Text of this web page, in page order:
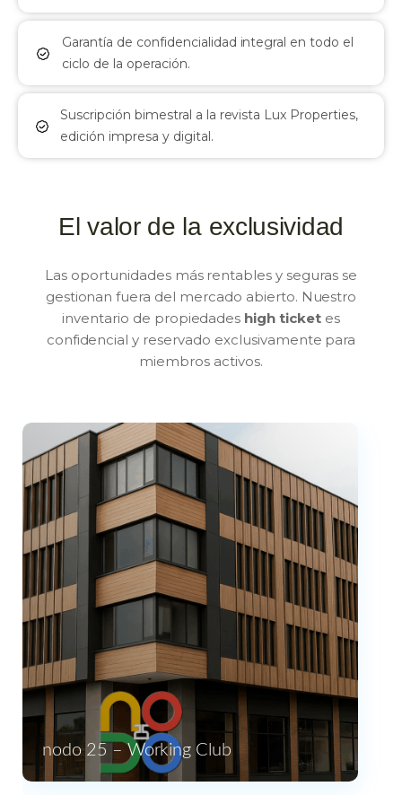
Garantía de confidencialidad integral en todo el
ciclo de la operación.
Suscripción bimestral a la revista Lux Properties,
edición impresa y digital.
El valor de la exclusividad
Las oportunidades más rentables y seguras se
gestionan fuera del mercado abierto. Nuestro
inventario de propiedades high ticketes
confidencial y reservado exclusivamente para
miembros activos.
nodo 25 – Working Club